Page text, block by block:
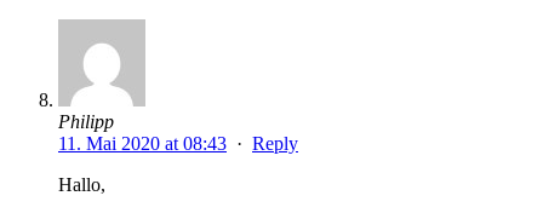
Philipp
11. Mai 2020 at 08:43 · Reply
Hallo,